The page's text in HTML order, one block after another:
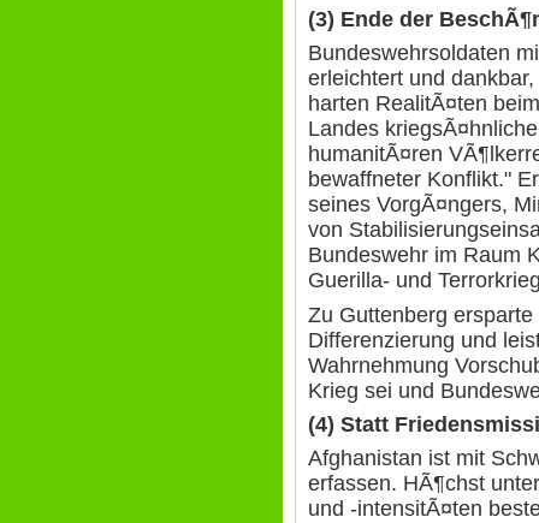
(3) Ende der
Bundeswehrsoldaten
erleichtert und
harten RealitÃ¤ten
Landes
humanitÃ¤ren
bewaffneter Konflikt."
seines VorgÃ¤ngers,
von
Bundeswehr im Raum
Guerilla- und
Zu Guttenberg
Differenzierung und
Wahrnehmung
Krieg sei und
(4) Statt
Afghanistan ist mit
erfassen. HÃ¶chst
und -intensitÃ¤ten